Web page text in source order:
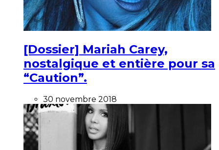
[Dossier] Mariah Carey,
nostalgique et entière pour sa
“Caution”.
30 novembre 2018